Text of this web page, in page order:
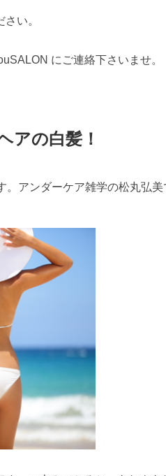
い。
にご連絡下さいませ。
アの白髪！
。アンダーケア雑学の松丸弘美